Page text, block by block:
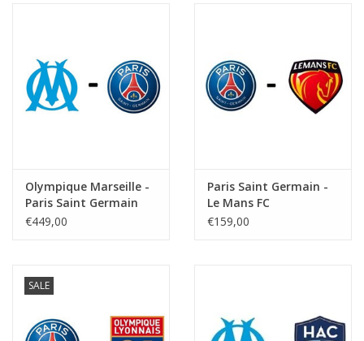
Olympique Marseille -
Paris Saint Germain
€449,00
Paris Saint Germain -
Le Mans FC
€159,00
SALE